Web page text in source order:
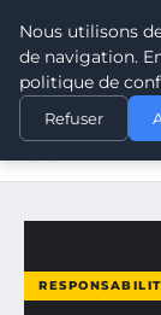
ACCUEIL
CSR-MY
Nous utilisons
de navigation.
politique de
Refuser